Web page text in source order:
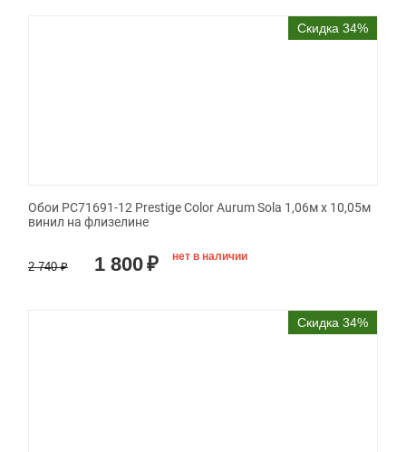
Скидка 34%
Обои PC71691-12 Prestige Color Aurum Sola 1,06м х 10,05м
винил на флизелине
2 740 ₽ 1 800₽ нет в наличии
Скидка 34%